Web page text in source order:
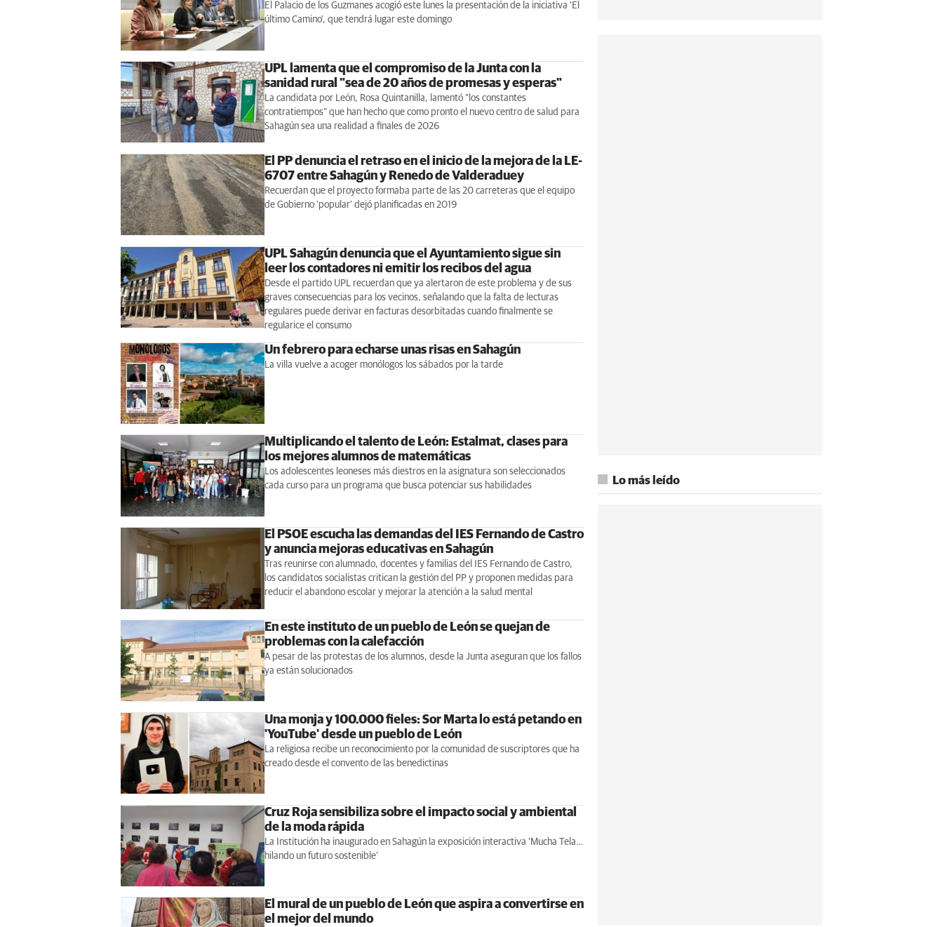
El Palacio de los Guzmanes acogió este lunes la presentación de la iniciativa 'El
último Camino', que tendrá lugar este domingo
UPL lamenta que el compromiso de la Junta con la
sanidad rural "sea de 20 años de promesas y esperas"
La candidata por León, Rosa Quintanilla, lamentó “los constantes
contratiempos” que han hecho que como pronto el nuevo centro de salud para
Sahagún sea una realidad a finales de 2026
El PP denuncia el retraso en el inicio de la mejora de la LE-
6707 entre Sahagún y Renedo de Valderaduey
Recuerdan que el proyecto formaba parte de las 20 carreteras que el equipo
de Gobierno ‘popular’ dejó planificadas en 2019
UPL Sahagún denuncia que el Ayuntamiento sigue sin
leer los contadores ni emitir los recibos del agua
Desde el partido UPL recuerdan que ya alertaron de este problema y de sus
graves consecuencias para los vecinos, señalando que la falta de lecturas
regulares puede derivar en facturas desorbitadas cuando finalmente se
regularice el consumo
Un febrero para echarse unas risas en Sahagún
La villa vuelve a acoger monólogos los sábados por la tarde
Multiplicando el talento de León: Estalmat, clases para
los mejores alumnos de matemáticas
Los adolescentes leoneses más diestros en la asignatura son seleccionados
cada curso para un programa que busca potenciar sus habilidades
El PSOE escucha las demandas del IES Fernando de Castro
y anuncia mejoras educativas en Sahagún
Tras reunirse con alumnado, docentes y familias del IES Fernando de Castro,
los candidatos socialistas critican la gestión del PP y proponen medidas para
reducir el abandono escolar y mejorar la atención a la salud mental
En este instituto de un pueblo de León se quejan de
problemas con la calefacción
A pesar de las protestas de los alumnos, desde la Junta aseguran que los fallos
ya están solucionados
Una monja y 100.000 fieles: Sor Marta lo está petando en
'YouTube' desde un pueblo de León
La religiosa recibe un reconocimiento por la comunidad de suscriptores que ha
creado desde el convento de las benedictinas
Cruz Roja sensibiliza sobre el impacto social y ambiental
de la moda rápida
La Institución ha inaugurado en Sahagún la exposición interactiva ‘Mucha Tela…
hilando un futuro sostenible’
El mural de un pueblo de León que aspira a convertirse en
el mejor del mundo
Lo más leído